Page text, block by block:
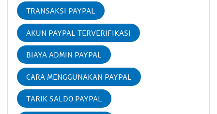
TRANSAKSI PAYPAL
AKUN PAYPAL TERVERIFIKASI
BIAYA ADMIN PAYPAL
CARA MENGGUNAKAN PAYPAL
TARIK SALDO PAYPAL